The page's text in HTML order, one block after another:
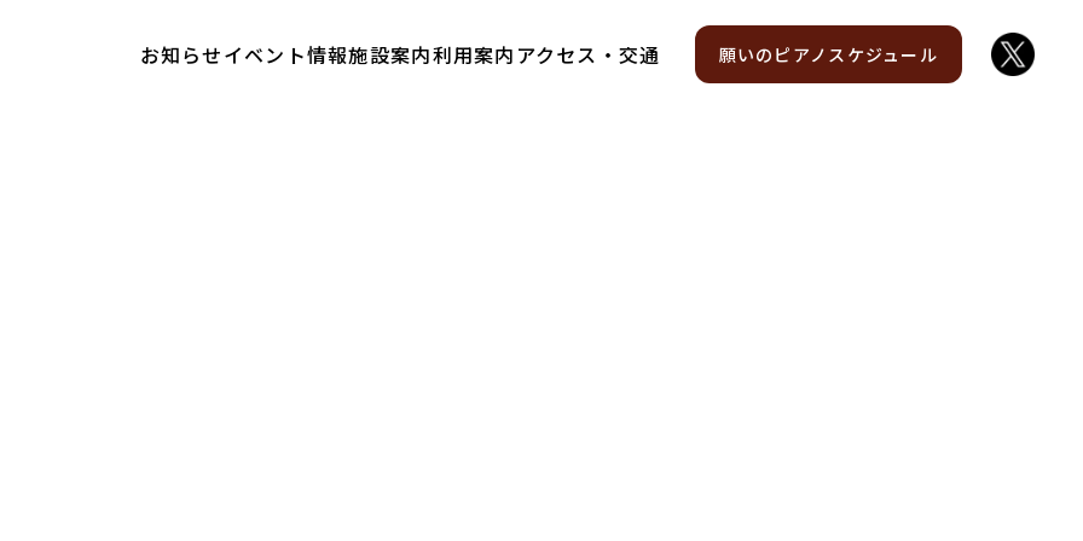
お知らせイベント情報施設案内利用案内 アクセス・交通 願いのピアノスケジュール